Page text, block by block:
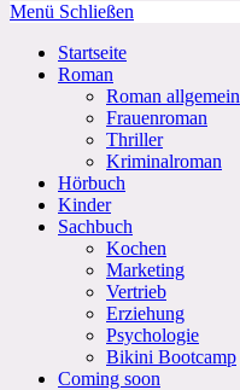
Menü Schließen
Startseite
Roman
Roman allgemein
Frauenroman
Thriller
Kriminalroman
Hörbuch
Kinder
Sachbuch
Kochen
Marketing
Vertrieb
Erziehung
Psychologie
Bikini Bootcamp
Coming soon